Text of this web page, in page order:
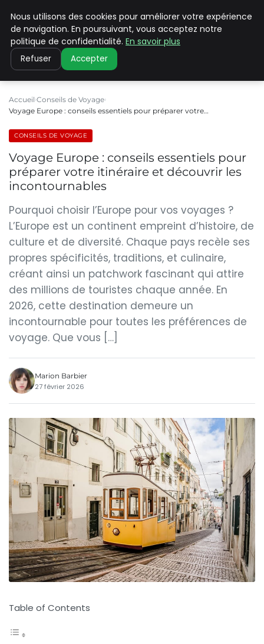
PILAT PATRIMOINES
Accueil Conseils de Voyage
Voyage Europe : conseils essentiels pour préparer votre…
CONSEILS DE VOYAGE
Voyage Europe : conseils essentiels pour
préparer votre itinéraire et découvrir les
incontournables
Pourquoi choisir l’Europe pour vos voyages ?
L’Europe est un continent empreint d’histoire, de
culture et de diversité. Chaque pays recèle ses
propres spécificités, traditions, et culinaire,
créant ainsi un patchwork fascinant qui attire
des millions de touristes chaque année. En
2026, cette destination demeure un
incontournable pour toutes les préférences de
voyage. Que vous […]
Marion Barbier
27 février 2026
Table of Contents
Nous utilisons des cookies pour améliorer votre expérience
de navigation. En poursuivant, vous acceptez notre
politique de confidentialité. En savoir plus
Refuser Accepter